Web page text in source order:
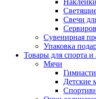
Наклейки
Свечи
Сувенирная
Упаковка
Товары для спорта и
Мячи
Детские